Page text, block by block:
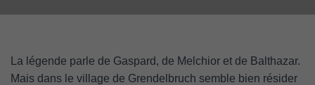
La légende parle de Gaspard, de Melchior et de Balthazar.
Mais dans le village de Grendelbruch semble bien résider